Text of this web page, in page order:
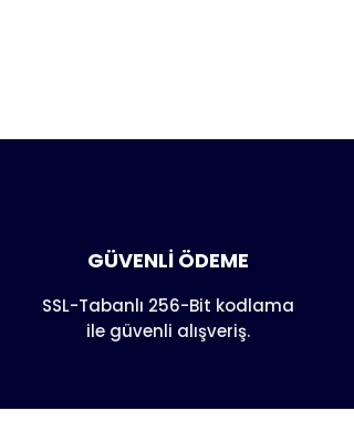
GÜVENLİ ÖDEME
SSL-Tabanlı 256-Bit kodlama
ile güvenli alışveriş.